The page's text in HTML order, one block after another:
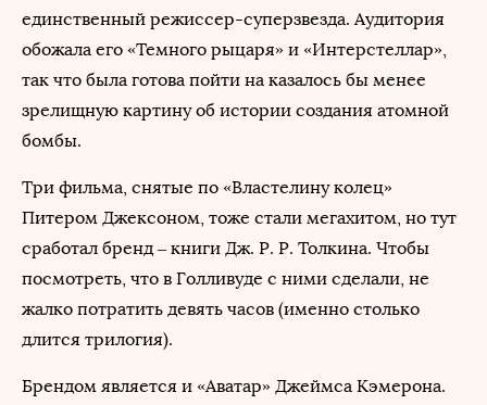
единственный режиссер-суперзвезда. Аудитория
обожала его «Темного рыцаря» и «Интерстеллар»,
так что была готова пойти на казалось бы менее
зрелищную картину об истории создания атомной
бомбы.
Три фильма, снятые по «Властелину колец»
Питером Джексоном, тоже стали мегахитом, но тут
сработал бренд – книги Дж. Р. Р. Толкина. Чтобы
посмотреть, что в Голливуде с ними сделали, не
жалко потратить девять часов (именно столько
длится трилогия).
Брендом является и «Аватар» Джеймса Кэмерона.